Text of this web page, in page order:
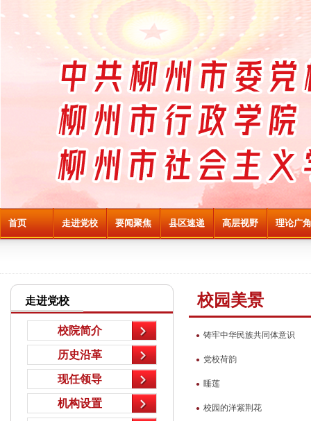
首页 走进党校 要闻聚焦 县区速递 高层视野 理论广角
走进党校
校院简介
历史沿革
现任领导
机构设置
校园美景
● 铸牢中华民族共同体意识
● 党校荷韵
● 睡莲
● 校园的洋紫荆花